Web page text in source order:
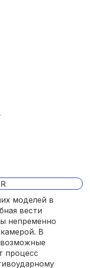
моделей в
вести
непременно
В
процесс